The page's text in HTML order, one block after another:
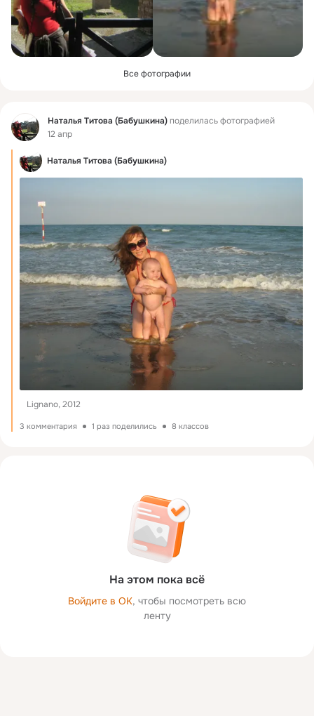
Все фотографии
Фид Наталья Титова (Бабушкина)поделилась фотографией
12 апр
Наталья Титова (Бабушкина)
Lignano, 2012
3 комментария 1 раз поделились 8 классов
На этом пока всё
Войдите в ОК, чтобы посмотреть всю
ленту